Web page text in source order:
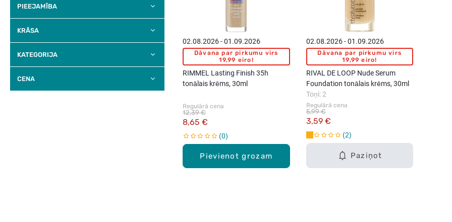
PIEEJAMĪBA
KRĀSA
KATEGORIJA
CENA
Pievienot grozam
02.08.2026 - 01.09.2026
Dāvana par pirkumu virs
19,99 eiro!
RIMMEL Lasting Finish 35h
tonālais krēms, 30ml
Regulārā cena
8,65 €
12,39 €
0
Paziņot
02.08.2026 - 01.09.2026
Dāvana par pirkumu virs
19,99 eiro!
RIVAL DE LOOP Nude Serum
Foundation tonālais krēms, 30ml
Regulārā cena
3,59 €
5,99 €
Toņi: 2
2